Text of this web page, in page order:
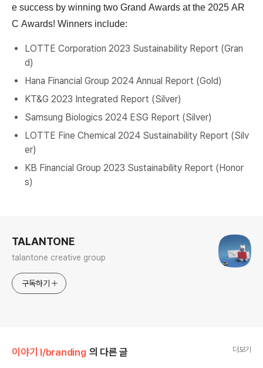
e success by winning two Grand Awards at the 2025 AR
C Awards! Winners include:
LOTTE Corporation 2023 Sustainability Report (Gran
d)
Hana Financial Group 2024 Annual Report (Gold)
KT&G 2023 Integrated Report (Silver)
Samsung Biologics 2024 ESG Report (Silver)
LOTTE Fine Chemical 2024 Sustainability Report (Silv
er)
KB Financial Group 2023 Sustainability Report (Honor
s)
TALANTONE
talantone creative group
구독하기
이야기 I/branding 의 다른 글 더보기